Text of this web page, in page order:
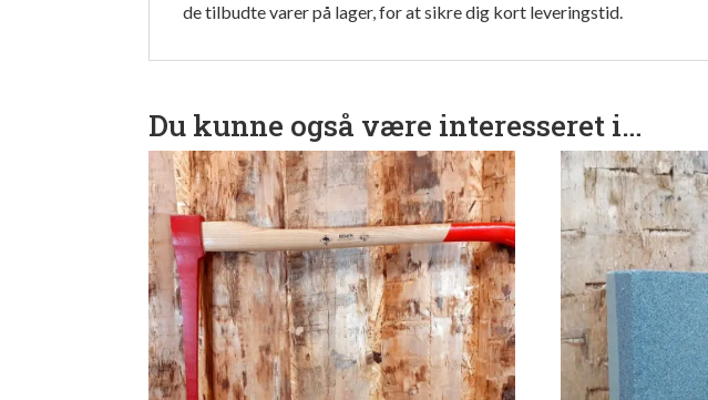
de tilbudte varer på lager, for at sikre dig kort leveringstid.
Du kunne også være interesseret i…